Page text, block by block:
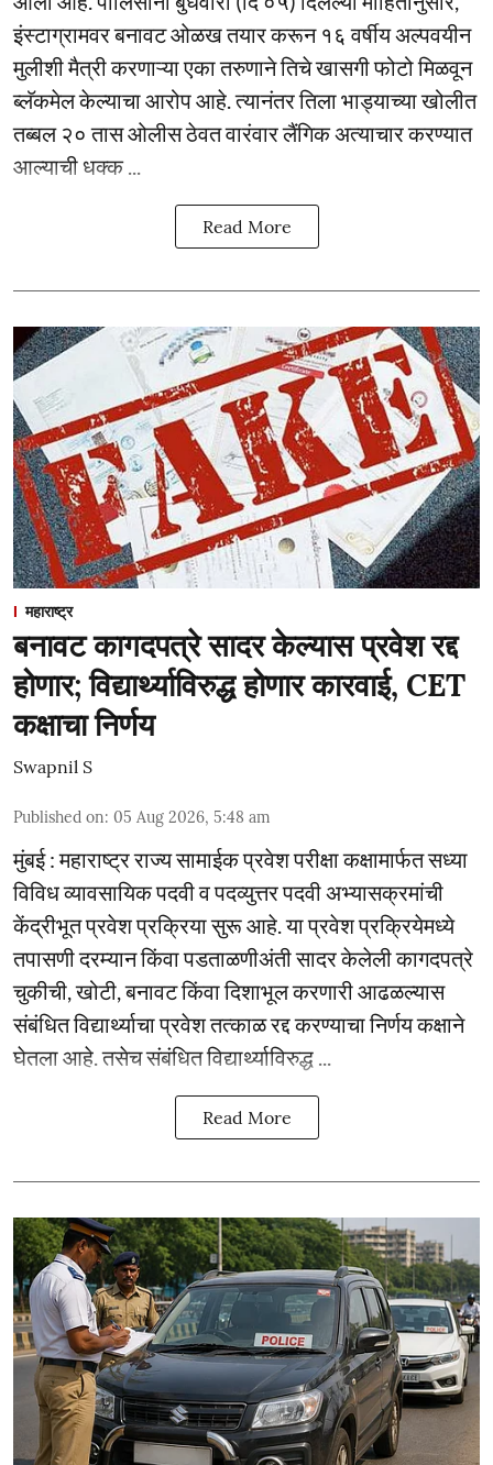
इंस्टाग्रामवर बनावट ओळख तयार करून १६ वर्षीय अल्पवयीन
मुलीशी मैत्री करणाऱ्या एका तरुणाने तिचे खासगी फोटो मिळवून
ब्लॅकमेल केल्याचा आरोप आहे. त्यानंतर तिला भाड्याच्या खोलीत
तब्बल २० तास ओलीस ठेवत वारंवार लैंगिक अत्याचार करण्यात
आल्याची धक्क ...
Read More
महाराष्ट्र
बनावट कागदपत्रे सादर केल्यास प्रवेश रद्द
होणार; विद्यार्थ्याविरुद्ध होणार कारवाई, CET
कक्षाचा निर्णय
Swapnil S
Published on: 05 Aug 2026, 5:48 am
मुंबई : महाराष्ट्र राज्य सामाईक प्रवेश परीक्षा कक्षामार्फत सध्या
विविध व्यावसायिक पदवी व पदव्युत्तर पदवी अभ्यासक्रमांची
केंद्रीभूत प्रवेश प्रक्रिया सुरू आहे. या प्रवेश प्रक्रियेमध्ये
तपासणी दरम्यान किंवा पडताळणीअंती सादर केलेली कागदपत्रे
चुकीची, खोटी, बनावट किंवा दिशाभूल करणारी आढळल्यास
संबंधित विद्यार्थ्याचा प्रवेश तत्काळ रद्द करण्याचा निर्णय कक्षाने
घेतला आहे. तसेच संबंधित विद्यार्थ्याविरुद्ध ...
Read More